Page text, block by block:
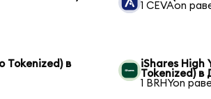
1 CEVAon
Tokenized) в
iShares High
Tokenized)
1 BRHYon